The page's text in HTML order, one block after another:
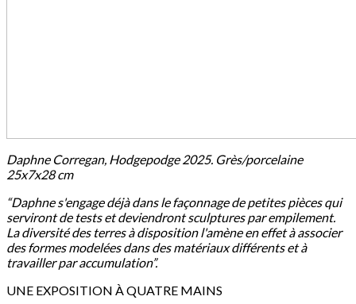
Daphne Corregan, Hodgepodge 2025. Grès/porcelaine
25x7x28 cm
“Daphne s'engage déjà dans le façonnage de petites pièces qui
serviront de tests et deviendront sculptures par empilement.
La diversité des terres à disposition l'amène en effet à associer
des formes modelées dans des matériaux différents et à
travailler par accumulation”.
UNE EXPOSITION À QUATRE MAINS